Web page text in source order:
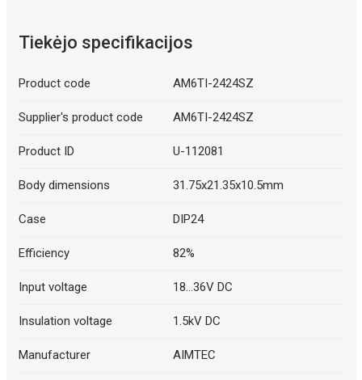
Tiekėjo specifikacijos
Product code AM6TI-2424SZ
Supplier's product code AM6TI-2424SZ
Product ID U-112081
Body dimensions 31.75x21.35x10.5mm
Case DIP24
Efficiency 82%
Input voltage 18...36V DC
Insulation voltage 1.5kV DC
Manufacturer AIMTEC